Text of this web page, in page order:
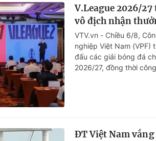
V.League 2026/
vô địch nhận
VTV.vn - Chiều 6/8,
nghiệp Việt Nam
đấu các giải bóng đá
2026/27, đồng thời
ĐT Việt Nam